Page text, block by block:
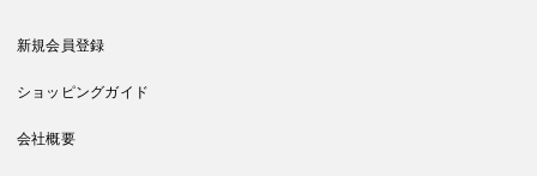
新規会員登録
ショッピングガイド
会社概要